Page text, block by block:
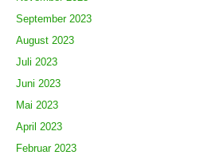
September 2023
August 2023
Juli 2023
Juni 2023
Mai 2023
April 2023
Februar 2023